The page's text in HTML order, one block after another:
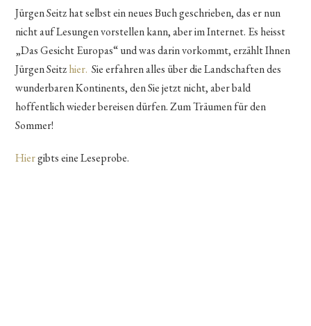
Jürgen Seitz hat selbst ein neues Buch geschrieben, das er nun
nicht auf Lesungen vorstellen kann, aber im Internet. Es heisst
„Das Gesicht Europas“ und was darin vorkommt, erzählt Ihnen
Jürgen Seitzhier. Sie erfahren alles über die Landschaften des
wunderbaren Kontinents, den Sie jetzt nicht, aber bald
hoffentlich wieder bereisen dürfen. Zum Träumen für den
Sommer!
Hiergibts eine Leseprobe.